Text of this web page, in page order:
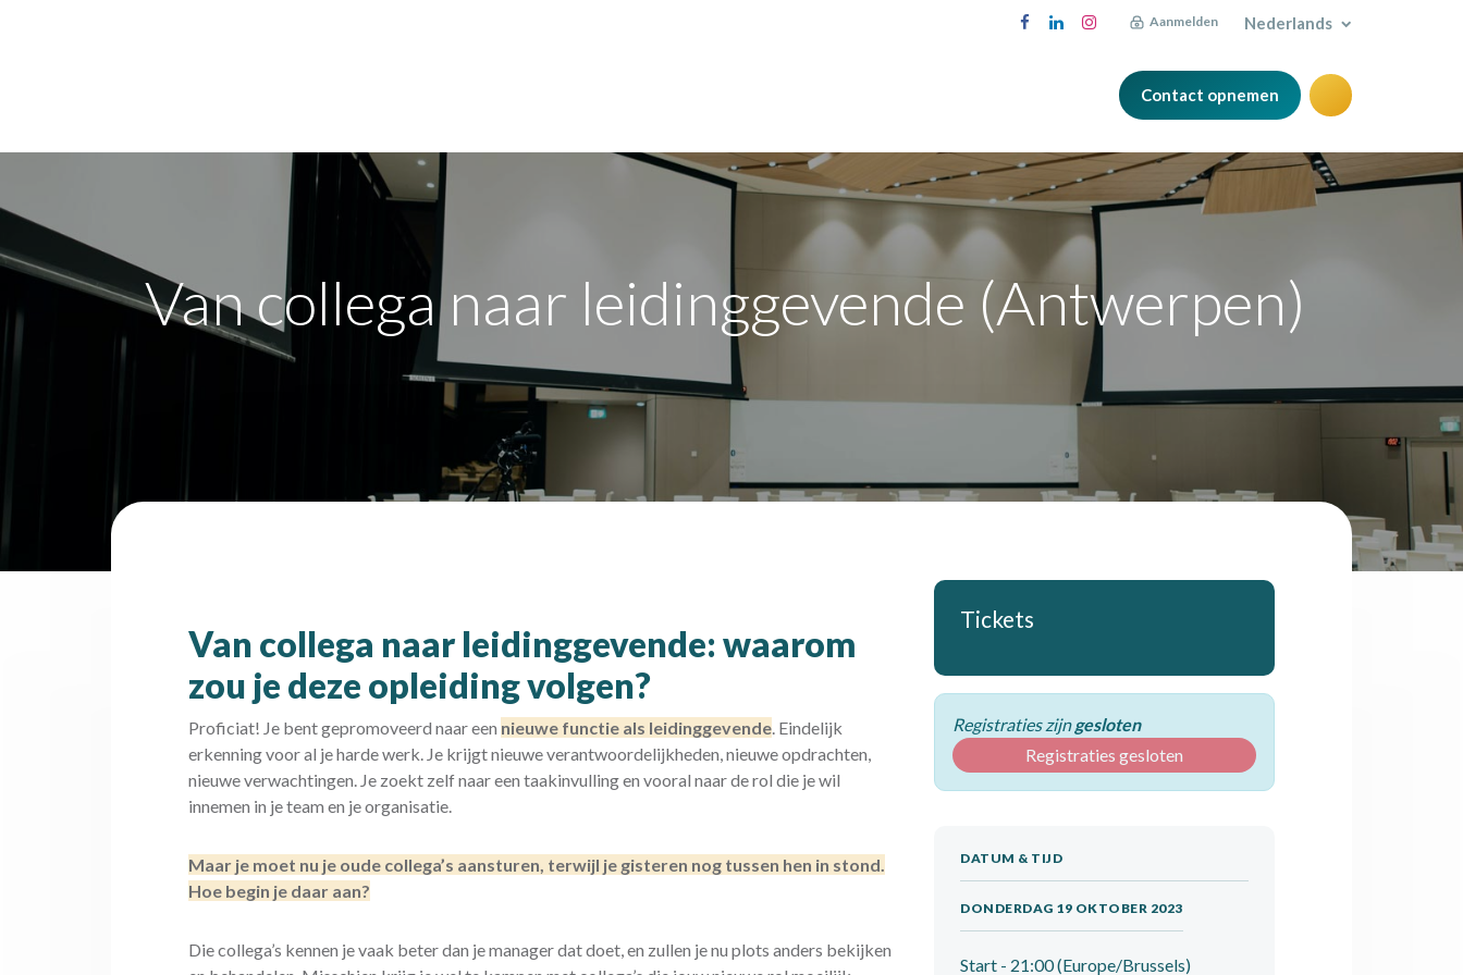
Aanmelden Nederlands
Contact opnemen
Van collega naar leidinggevende (Antwerpen)
Van collega naar leidinggevende: waarom
zou je deze opleiding volgen?
Proficiat! Je bent gepromoveerd naar een nieuwe functie als leidinggevende. Eindelijk
erkenning voor al je harde werk. Je krijgt nieuwe verantwoordelijkheden, nieuwe opdrachten,
nieuwe verwachtingen. Je zoekt zelf naar een taakinvulling en vooral naar de rol die je wil
innemen in je team en je organisatie.
Maar je moet nu je oude collega’s aansturen, terwijl je gisteren nog tussen hen in stond.
Hoe begin je daar aan?
Die collega’s kennen je vaak beter dan je manager dat doet, en zullen je nu plots anders bekijken
Tickets
Registraties zijngesloten
Registraties gesloten
DATUM & TIJD
DONDERDAG 19 OKTOBER 2023
Start - 21:00(Europe/Brussels)